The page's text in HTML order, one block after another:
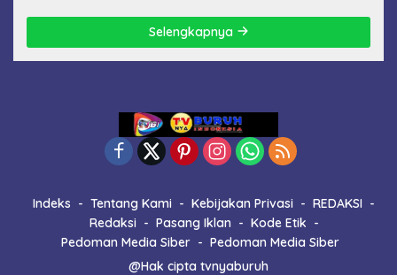
Selengkapnya
Indeks Tentang Kami Kebijakan Privasi
REDAKSI
Redaksi
Pasang Iklan
Kode Etik
Pedoman Media Siber
Pedoman Media Siber
@Hak cipta tvnyaburuh